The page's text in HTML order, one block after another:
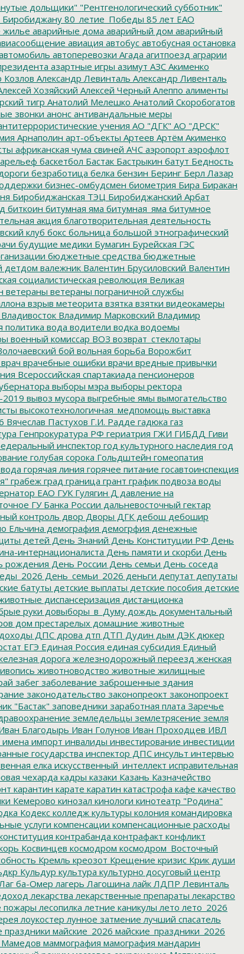
дольщики" "Рентгенологический субботник"
Биробиджану 80_летие_Победы 85 лет ЕАО
жилье аварийные дома аварийный дом аварийный
авиация автобус автобусная остановка
автоперевозки Агада агитпоезд аграрии
азартные игры азимут АЗС Акименко
Козлов Александр Левинталь Александр Ливенталь
Хозяйский Алексей Черный Алеппо алименты
тигр Анатолий Мелешко Анатолий Скоробогатов
звонки анонс антивандальные меры
учения АО "ДГК" АО "ДРСК"
Арнаполин арт-объекты Артеев Артём Акименко
африканская чума свиней АЧС аэропорт аэрофлот
баскетбол Бастак Бастрыкин батут Бедность
безработица белка бензин Беринг Берл Лазар
бизнес-омбудсмен биометрия Бира Биракан
Биробиджанская ТЭЦ Биробиджанский Арбат
биткоин битумная яма битумная_яма битумное
акция благотворительная деятельность
клуб бокс больница большой этнографический
будущие медики Бумагин Бурейская ГЭС
бюджетные средства бюджетные
детдом валежник Валентин Брусиловский Валентин
социалистическая революция Великая
ветераны ветераны пограничной службы
взрыв метеорита взятка взятки видеокамеры
Владивосток Владимир Марковский Владимир
политика вода водители водка водоемы
военный комиссар ВОЗ возврат_стеклотары
бой вольная борьба Ворожбит
врач врачебные ошибки врачи вредные привычки
Всероссийская спартакиада пенсионеров
выборы мэра выборы ректора
вывоз мусора выгребные ямы вымогательство
высокотехнологичная_медпомощь выставка
Вячеслав Пастухов Г.И. Радде гадюка газ
Генпрокуратура РФ гериатрия ГЖИ ГИБДД Гиви
инспектор год культурного наследия год
голубая сорока Гольдштейн гомеопатия
горячая линия горячее питание госавтоинспекция
грабеж град граница грант график подвоза воды
ЕАО ГУК Гулягин Д давление на
ГУ Банка России дальневосточный гектар
контроль двор Дворы ДГК дебош дебошир
Ельчина демография демогрфия денежные
детей День Знаний День Конституции РФ День
интернационалиста День памяти и скорби День
рождения День России День семьи День соседа
День_семьи_2026 деньги депутат депутаты
батуты детские выплаты детские пособия детские
диспансеризация дистанционка
руки довыборы_в_Думу дождь документальный
дом престарелых домашние животные
доходы ДПС дрова дтп ДТП Дудин дым ДЭК дюкер
ЕГЭ Единая Россия единая субсидия Единый
дорога железнодорожный переезд женская
животноводство животные жилищные
забег заболевание заброшенные здания
законодательство законопреокт законопроект
"Бастак" заповедники заработная плата Заречье
земледельцы землетрясение земля
Благодырь Иван Голунов Иван Проходцев ИВЛ
имена импорт инвалиды инвестирование инвестиции
государства инспектор ДПС инсульт интервью
елка искусственный_интеллект исправительная
чехарда кадры казаки Казань Казначейство
карантин карате каратин катастрофа кафе качество
Кемерово кинозал кинологи кинотеатр "Родина"
Кодекс колледж культуры колония командировка
услуги компенсации компенсационные расходы
контрабанда контрафакт конфликт
Косвинцев космодром космодром_Восточный
Кремль креозот Крещение кризис Крик души
Кульдур культура культурно досуговый центр
Лаг ба-Омер лагерь Лагошина лайк ЛДПР Левинталь
лекарства лекарственные препараты лекарство
пожары лесопилка летние каникулы лето лето_2026
лоукостер лунное затмение лучший спасатель
праздники майские_2026 майские_праздники_2026
Мамедов маммография мамография мандарин